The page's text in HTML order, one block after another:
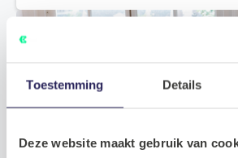
Toestemming Details
Deze website maakt gebruik van